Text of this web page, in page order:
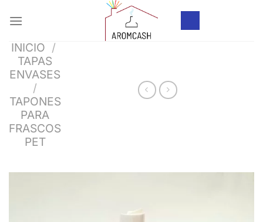
INICIO /
TAPAS
ENVASES
/
TAPONES
PARA
FRASCOS
PET